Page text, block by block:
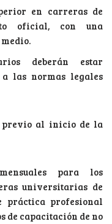
en carreras de
oficial, con una
deberán estar
las normas legales
previo al inicio de la
para los
universitarias de
práctica profesional
de capacitación de no